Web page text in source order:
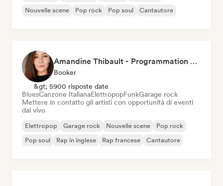
Nouvelle scene
Pop rock Pop soul Cantautore
Amandine Thibault - Programmation Concerts SMAC IDF, Booking, Management
Booker
&gt; 5900 risposte date
BluesCanzone ItalianaElettropopFunkGarage rock
Mettere in contatto gli artisti con opportunità di eventi
dal vivo
Elettropop Garage rock Nouvelle scene
Pop rock
Pop soul
Rap in inglese Rap francese Cantautore